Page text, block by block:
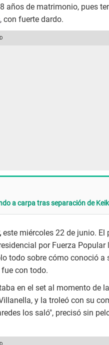
años de matrimonio, pues
, con fuerte dardo.
a carpa tras separación de
este miércoles 22 de junio. El
por Fuerza Popular
todo sobre cómo conoció a
con todo.
en el set al momento de
y la troleó con su
los saló", precisó sin